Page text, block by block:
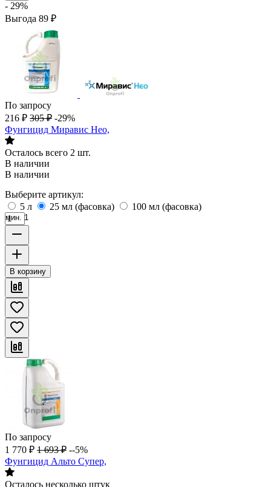
- 29%
Выгода 89 ₽
По запросу
216 ₽ 305 ₽ -29%
Фунгицид Миравис Нео,
Осталось всего 2 шт.
В наличии
В наличии
Выберите артикул:
5 л
25 мл (фасовка) 100 мл (фасовка)
мин. 1
В корзину
По запросу
1 770 ₽ 1 693 ₽ --5%
Фунгицид Альто Супер,
Осталось несколько штук